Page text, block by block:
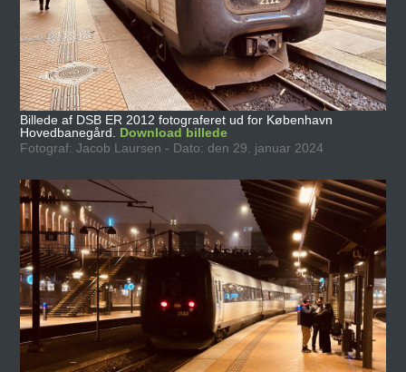
Billede af DSB ER 2012 fotograferet ud for København
Hovedbanegård. Download billede
Fotograf: Jacob Laursen - Dato: den 29. januar 2024